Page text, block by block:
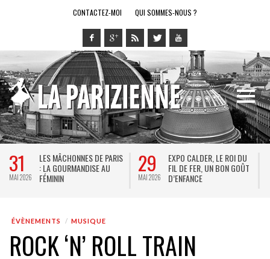
CONTACTEZ-MOI QUI SOMMES-NOUS ?
CALDER, LE ROI DU
DE FER, UN BON GOÛT
28
LE RING DE KATHARSY, UN
SPECTACLE EN FORME DE
JEU VIDÉO !
14
ÉVÈNEMENTS MUSIQUE
ROCK ‘N’ ROLL TRAIN